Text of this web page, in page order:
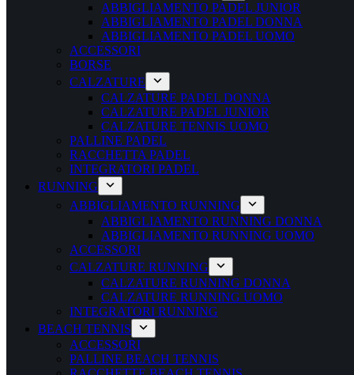
ABBIGLIAMENTO PADEL JUNIOR
ABBIGLIAMENTO PADEL DONNA
ABBIGLIAMENTO PADEL UOMO
ACCESSORI
BORSE
CALZATURE
CALZATURE PADEL DONNA
CALZATURE PADEL JUNIOR
CALZATURE TENNIS UOMO
PALLINE PADEL
RACCHETTA PADEL
INTEGRATORI PADEL
RUNNING
ABBIGLIAMENTO RUNNING
ABBIGLIAMENTO RUNNING DONNA
ABBIGLIAMENTO RUNNING UOMO
ACCESSORI
CALZATURE RUNNING
CALZATURE RUNNING DONNA
CALZATURE RUNNING UOMO
INTEGRATORI RUNNING
BEACH TENNIS
ACCESSORI
PALLINE BEACH TENNIS